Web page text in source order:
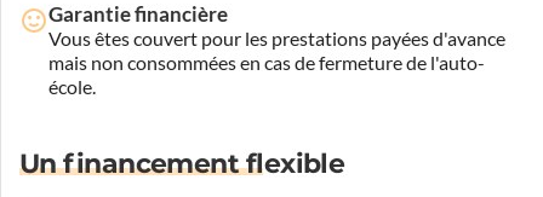
Garantie financière
Vous êtes couvert pour les prestations payées d'avance
mais non consommées en cas de fermeture de l'auto-
école.
Un financement flexible